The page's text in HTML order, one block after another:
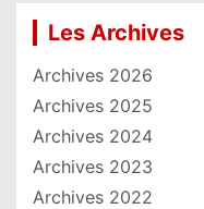
Les Archives
Archives 2026
Archives 2025
Archives 2024
Archives 2023
Archives 2022